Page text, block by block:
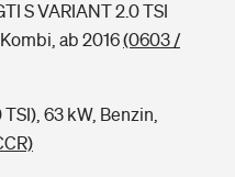
S VARIANT 2.0 TSI
ab 2016(0603 /
63 kW, Benzin,